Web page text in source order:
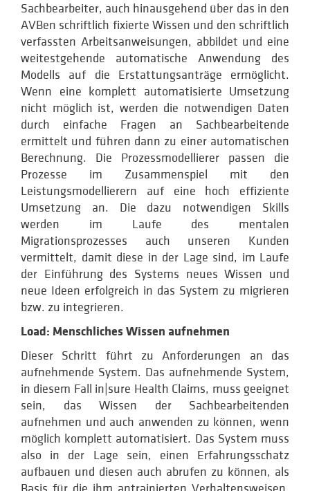
Sachbearbeiter, auch hinausgehend über das in den
AVBen schriftlich fixierte Wissen und den schriftlich
verfassten Arbeitsanweisungen, abbildet und eine
weitestgehende automatische Anwendung des
Modells auf die Erstattungsanträge ermöglicht.
Wenn eine komplett automatisierte Umsetzung
nicht möglich ist, werden die notwendigen Daten
durch einfache Fragen an Sachbearbeitende
ermittelt und führen dann zu einer automatischen
Berechnung. Die Prozessmodellierer passen die
Prozesse im Zusammenspiel mit den
Leistungsmodellierern auf eine hoch effiziente
Umsetzung an. Die dazu notwendigen Skills
werden im Laufe des mentalen
Migrationsprozesses auch unseren Kunden
vermittelt, damit diese in der Lage sind, im Laufe
der Einführung des Systems neues Wissen und
neue Ideen erfolgreich in das System zu migrieren
bzw. zu integrieren.
Load: Menschliches Wissen aufnehmen
Dieser Schritt führt zu Anforderungen an das
aufnehmende System. Das aufnehmende System,
in diesem Fall in|sure Health Claims, muss geeignet
sein, das Wissen der Sachbearbeitenden
aufnehmen und auch anwenden zu können, wenn
möglich komplett automatisiert. Das System muss
also in der Lage sein, einen Erfahrungsschatz
aufbauen und diesen auch abrufen zu können, als
Basis für die ihm antrainierten Verhaltensweisen,